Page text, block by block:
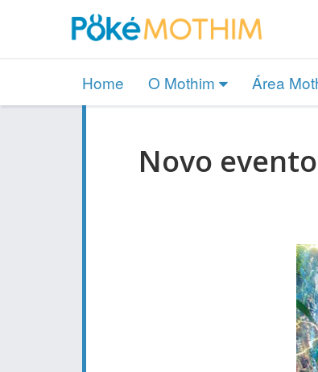
Home O Mothim Área
Novo